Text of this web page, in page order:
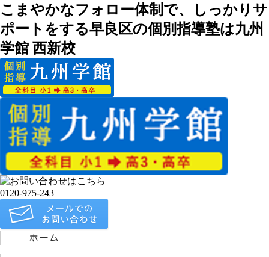
こまやかなフォロー体制で、しっかりサ
ポートをする早良区の個別指導塾は九州
学館 西新校
0120-975-243